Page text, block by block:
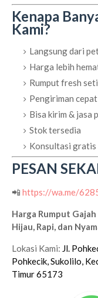
Kenapa
Kami?
Langsung dari
Harga lebih
Rumput fresh
Pengiriman cepat
Bisa kirim & jasa
Stok tersedia
Konsultasi gratis
PESAN
📲 https://wa.me/
Harga Rumput
Hijau, Rapi, dan
Lokasi Kami: Jl.
Pohkecik, Sukolilo,
Timur 65173